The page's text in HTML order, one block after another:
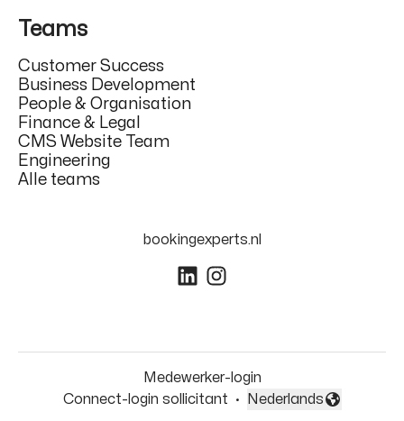
Teams
Customer Success
Business Development
People & Organisation
Finance & Legal
CMS Website Team
Engineering
Alle teams
bookingexperts.nl
Medewerker-login
Connect-login sollicitant
·
Taal wijzigen
Nederlands